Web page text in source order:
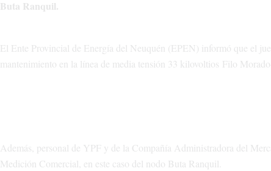
Buta Ranquil.
El Ente Provincial de Energía del Neuquén (EPEN) informó que el
mantenimiento en la línea de media tensión 33 kilovoltios Filo
Además, personal de YPF y de la Compañía Administradora del
Medición Comercial, en este caso del nodo Buta Ranquil.